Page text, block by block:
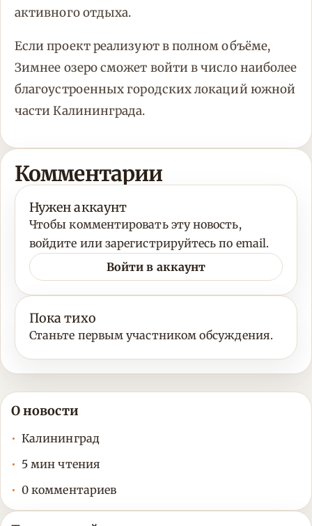
активного отдыха.
Если проект реализуют в полном объёме,
Зимнее озеро сможет войти в число наиболее
благоустроенных городских локаций южной
части Калининграда.
Комментарии
Нужен аккаунт
Чтобы комментировать эту новость,
войдите или зарегистрируйтесь по email.
Войти в аккаунт
Пока тихо
Станьте первым участником обсуждения.
О новости
Калининград
5 мин чтения
0 комментариев